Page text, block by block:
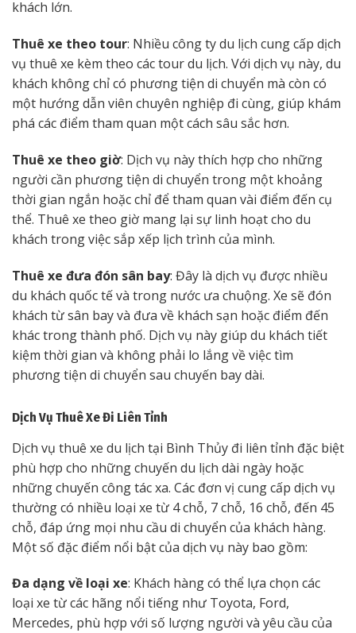
khách lớn.
Thuê xe theo tour: Nhiều công ty du lịch cung cấp dịch
vụ thuê xe kèm theo các tour du lịch. Với dịch vụ này, du
khách không chỉ có phương tiện di chuyển mà còn có
một hướng dẫn viên chuyên nghiệp đi cùng, giúp khám
phá các điểm tham quan một cách sâu sắc hơn.
Thuê xe theo giờ: Dịch vụ này thích hợp cho những
người cần phương tiện di chuyển trong một khoảng
thời gian ngắn hoặc chỉ để tham quan vài điểm đến cụ
thể. Thuê xe theo giờ mang lại sự linh hoạt cho du
khách trong việc sắp xếp lịch trình của mình.
Thuê xe đưa đón sân bay: Đây là dịch vụ được nhiều
du khách quốc tế và trong nước ưa chuộng. Xe sẽ đón
khách từ sân bay và đưa về khách sạn hoặc điểm đến
khác trong thành phố. Dịch vụ này giúp du khách tiết
kiệm thời gian và không phải lo lắng về việc tìm
phương tiện di chuyển sau chuyến bay dài.
Dịch Vụ Thuê Xe Đi Liên Tỉnh
Dịch vụ thuê xe du lịch tại Bình Thủy đi liên tỉnh đặc biệt
phù hợp cho những chuyến du lịch dài ngày hoặc
những chuyến công tác xa. Các đơn vị cung cấp dịch vụ
thường có nhiều loại xe từ 4 chỗ, 7 chỗ, 16 chỗ, đến 45
chỗ, đáp ứng mọi nhu cầu di chuyển của khách hàng.
Một số đặc điểm nổi bật của dịch vụ này bao gồm:
Đa dạng về loại xe: Khách hàng có thể lựa chọn các
loại xe từ các hãng nổi tiếng như Toyota, Ford,
Mercedes, phù hợp với số lượng người và yêu cầu của